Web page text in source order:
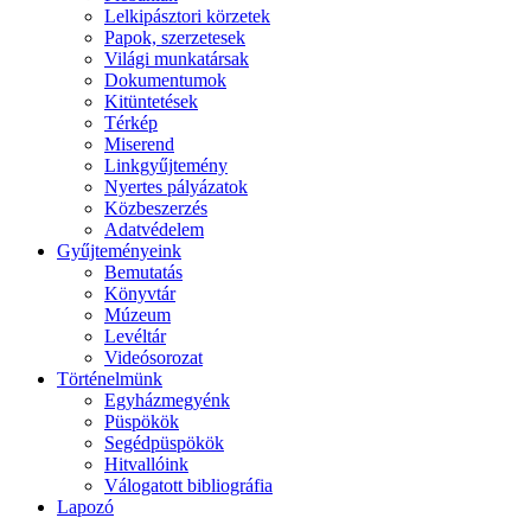
Lelkipásztori körzetek
Papok, szerzetesek
Világi munkatársak
Dokumentumok
Kitüntetések
Térkép
Miserend
Linkgyűjtemény
Nyertes pályázatok
Közbeszerzés
Adatvédelem
Gyűjteményeink
Bemutatás
Könyvtár
Múzeum
Levéltár
Videósorozat
Történelmünk
Egyházmegyénk
Püspökök
Segédpüspökök
Hitvallóink
Válogatott bibliográfia
Lapozó